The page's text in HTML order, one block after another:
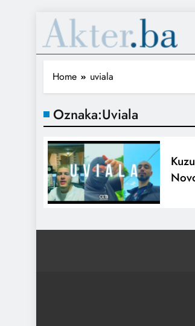
Home uviala
Oznaka:Uviala